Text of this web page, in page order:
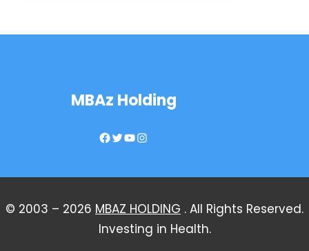
MBAz Holding
Facebook Twitter YouTube Instagram
© 2003 – 2026 MBAZ HOLDING . All Rights Reserved.
Investing in Health.